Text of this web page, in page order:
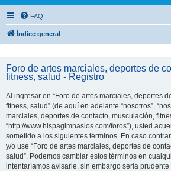
FAQ
Índice general
Foro de artes marciales, deportes de
fitness, salud - Registro
Al ingresar en “Foro de artes marciales, deportes
fitness, salud” (de aquí en adelante “nosotros”,
marciales, deportes de contacto, musculación,
“http://www.hispagimnasios.com/foros”), usted
sometido a los siguientes términos. En caso
y/o use “Foro de artes marciales, deportes de
salud”. Podemos cambiar estos términos en
intentaríamos avisarle, sin embargo sería